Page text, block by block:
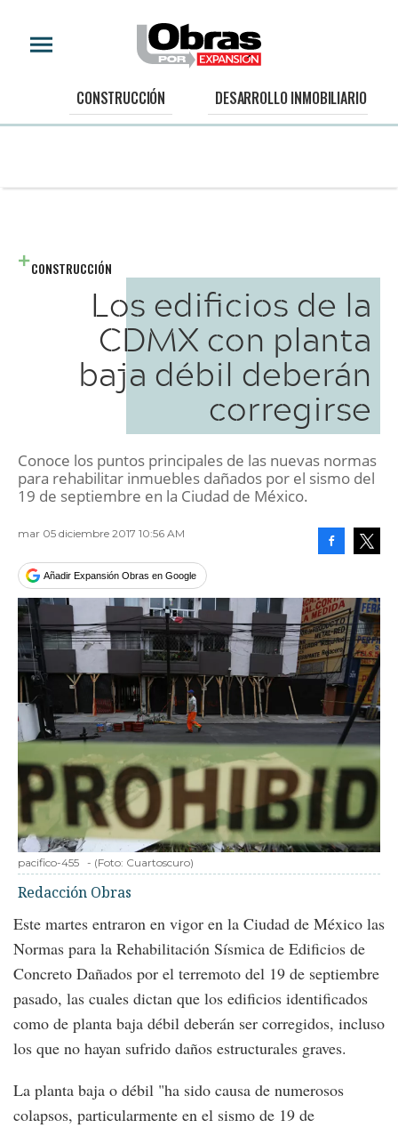
CONSTRUCCIÓN DESARROLLO INMOBILIARIO
CONSTRUCCIÓN
Los edificios de la
CDMX con planta
baja débil deberán
corregirse
Conoce los puntos principales de las nuevas normas
para rehabilitar inmuebles dañados por el sismo del
19 de septiembre en la Ciudad de México.
mar 05 diciembre 2017 10:56 AM
Añadir Expansión Obras en Google
pacifico-455 - (Foto: Cuartoscuro)
Redacción Obras
Este martes entraron en vigor en la Ciudad de México las
Normas para la Rehabilitación Sísmica de Edificios de
Concreto Dañados por el terremoto del 19 de septiembre
pasado, las cuales dictan que los edificios identificados
como de planta baja débil deberán ser corregidos, incluso
los que no hayan sufrido daños estructurales graves.
La planta baja o débil "ha sido causa de numerosos
colapsos, particularmente en el sismo de 19 de